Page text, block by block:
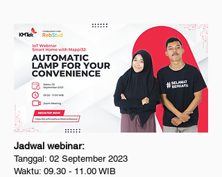
Jadwal webinar:
Tanggal: 02 September 2023
Waktu: 09.30 - 11.00 WIB